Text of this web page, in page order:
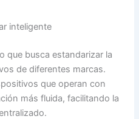
inteligente
que busca estandarizar la
de diferentes marcas.
que operan con
más fluida, facilitando la